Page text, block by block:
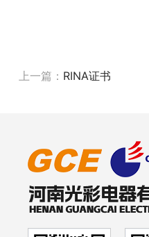
上一篇： RINA证书